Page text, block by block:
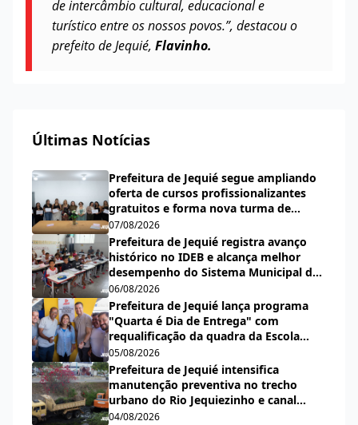
de intercâmbio cultural, educacional e
turístico entre os nossos povos.”, destacou o
prefeito de Jequié, Flavinho.
Últimas Notícias
Prefeitura de Jequié segue ampliando
oferta de cursos profissionalizantes
gratuitos e forma nova turma de
cabeleireiras, manicures e pedicures
07/08/2026
Prefeitura de Jequié registra avanço
histórico no IDEB e alcança melhor
desempenho do Sistema Municipal de
Ensino desde a criação do índice
06/08/2026
Prefeitura de Jequié lança programa
"Quarta é Dia de Entrega" com
requalificação da quadra da Escola
Municipal Carlos Aguiar
05/08/2026
Prefeitura de Jequié intensifica
manutenção preventiva no trecho
urbano do Rio Jequiezinho e canal
pluvial do bairro Espírito Santo
04/08/2026